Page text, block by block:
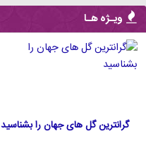
ویـژه هـا
گرانترین گل های جهان را بشناسید